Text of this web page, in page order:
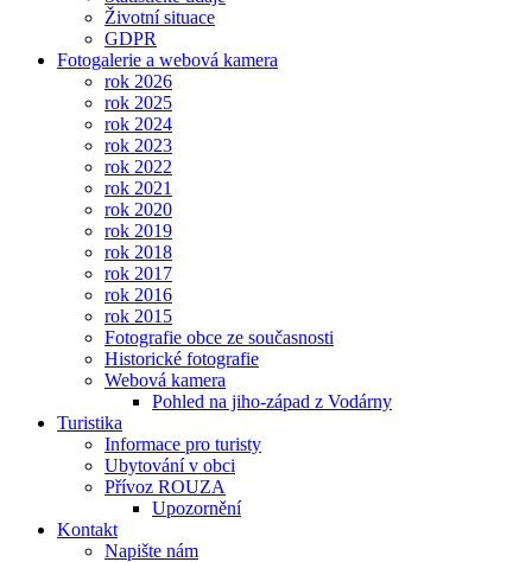
Životní situace
GDPR
Fotogalerie a webová kamera
rok 2026
rok 2025
rok 2024
rok 2023
rok 2022
rok 2021
rok 2020
rok 2019
rok 2018
rok 2017
rok 2016
rok 2015
Fotografie obce ze současnosti
Historické fotografie
Webová kamera
Pohled na jiho-západ z Vodárny
Turistika
Informace pro turisty
Ubytování v obci
Přívoz ROUZA
Upozornění
Kontakt
Napište nám